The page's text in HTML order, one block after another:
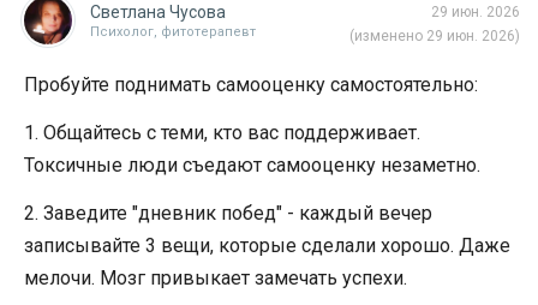
29 июн. 2026
(изменено 29 июн. 2026)
Светлана Чусова
Психолог, фитотерапевт
Пробуйте поднимать самооценку самостоятельно:
1. Общайтесь с теми, кто вас поддерживает.
Токсичные люди съедают самооценку незаметно.
2. Заведите "дневник побед" - каждый вечер
записывайте 3 вещи, которые сделали хорошо. Даже
мелочи. Мозг привыкает замечать успехи.